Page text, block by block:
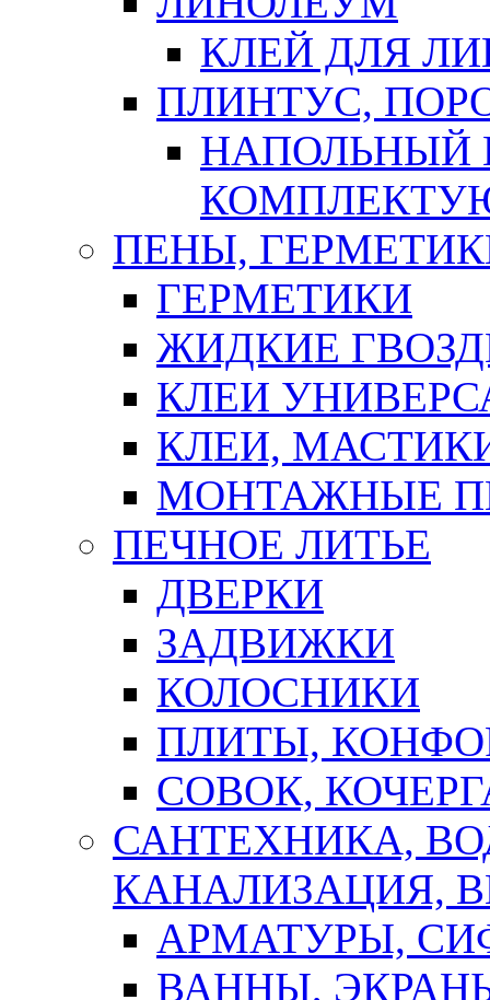
КЛЕЙ ДЛЯ
ПЛИНТУС,
НАПОЛЬНЫЙ
ПЕНЫ,
ГЕРМЕТИКИ
ЖИДКИЕ
КЛЕИ
КЛЕИ,
МОНТАЖНЫЕ
ПЕЧНОЕ ЛИТЬЕ
ДВЕРКИ
ЗАДВИЖКИ
КОЛОСНИКИ
ПЛИТЫ,
СОВОК,
САНТЕХНИКА,
КАНАЛИЗАЦИЯ,
АРМАТУРЫ,
ВАННЫ,